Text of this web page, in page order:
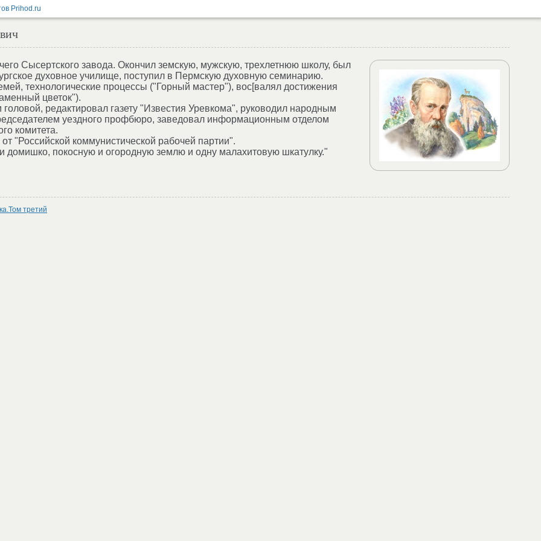
Сысертского завода. Окончил земскую, мужскую, трехлетнюю школу, был
духовное училище, поступил в Пермскую духовную семинарию.
технологические процессы ("Горный мастер"), вос[валял достижения
цветок").
редактировал газету "Известия Уревкома", руководил народным
уездного профбюро, заведовал информационным отделом
комитета.
"Российской коммунистической рабочей партии".
домишко, покосную и огородную землю и одну малахитовую шкатулку."
третий